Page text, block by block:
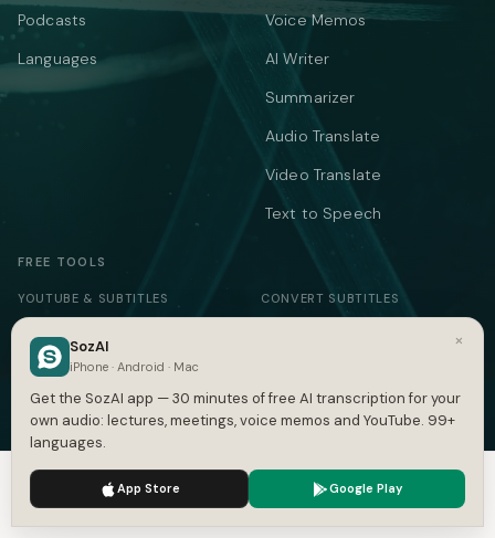
Podcasts
Languages
Voice Memos
AI Writer
Summarizer
Audio Translate
Video Translate
Text to Speech
FREE TOOLS
YOUTUBE & SUBTITLES
YouTube Transcript
Subtitle Generator
SRT Generator
SRT Validator
Subtitle to Text
CONVERT SUBTITLES
SRT to VTT
ASS to SRT
TXT to SRT
We use cookies to enhance your experience.
×
SozAI
iPhone · Android · Mac
Get the SozAI app — 30 minutes of free AI transcription for your
own audio: lectures, meetings, voice memos and YouTube. 99+
languages.
App Store Google Play